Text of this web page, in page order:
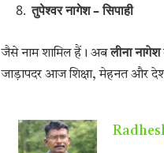
तुपेश्वर नागेश – सिपाही
जैसे नाम शामिल हैं। अबलीना नागेश
जाड़ापदर आज शिक्षा, मेहनत और